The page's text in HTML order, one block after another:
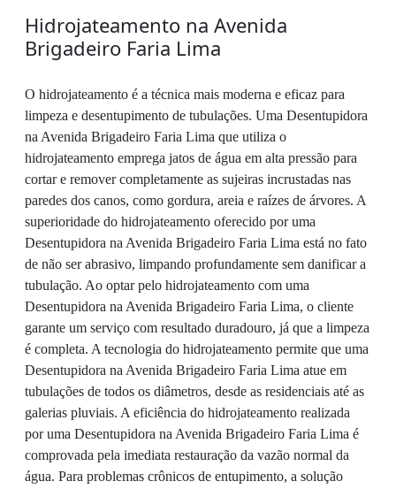
Hidrojateamento na Avenida
Brigadeiro Faria Lima
O hidrojateamento é a técnica mais moderna e eficaz para
limpeza e desentupimento de tubulações. Uma Desentupidora
na Avenida Brigadeiro Faria Lima que utiliza o
hidrojateamento emprega jatos de água em alta pressão para
cortar e remover completamente as sujeiras incrustadas nas
paredes dos canos, como gordura, areia e raízes de árvores. A
superioridade do hidrojateamento oferecido por uma
Desentupidora na Avenida Brigadeiro Faria Lima está no fato
de não ser abrasivo, limpando profundamente sem danificar a
tubulação. Ao optar pelo hidrojateamento com uma
Desentupidora na Avenida Brigadeiro Faria Lima, o cliente
garante um serviço com resultado duradouro, já que a limpeza
é completa. A tecnologia do hidrojateamento permite que uma
Desentupidora na Avenida Brigadeiro Faria Lima atue em
tubulações de todos os diâmetros, desde as residenciais até as
galerias pluviais. A eficiência do hidrojateamento realizada
por uma Desentupidora na Avenida Brigadeiro Faria Lima é
comprovada pela imediata restauração da vazão normal da
água. Para problemas crônicos de entupimento, a solução